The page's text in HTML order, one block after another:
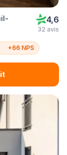
4,6
32 avis
+66 NPS